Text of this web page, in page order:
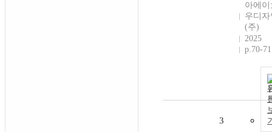
아에이
우디자
(주)
2025
p.70-71
3